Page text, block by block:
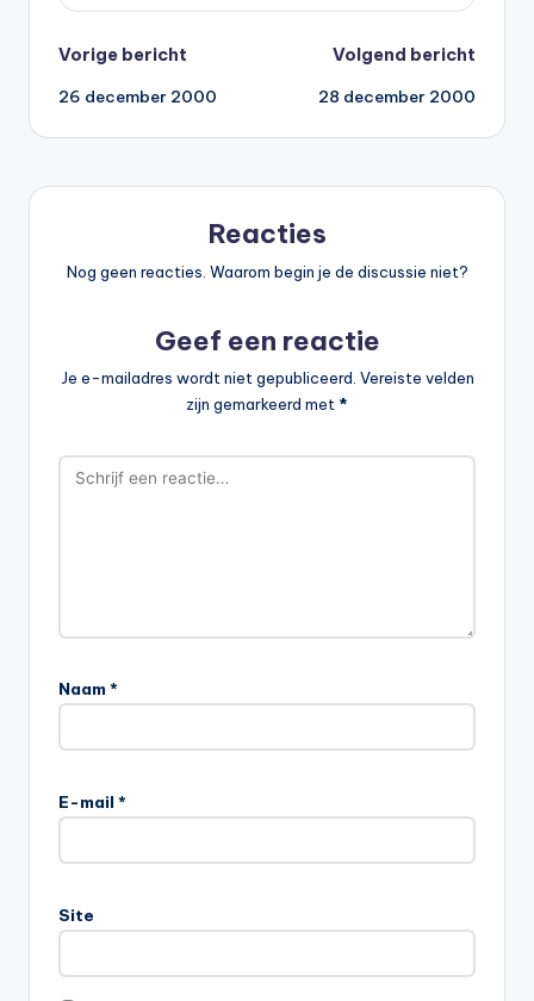
Bericht
navigatie
Vorige bericht
26 december 2000
Volgend bericht
28 december 2000
Reacties
Nog geen reacties. Waarom begin je de discussie niet?
Geef een reactie
Je e-mailadres wordt niet gepubliceerd. Vereiste velden
zijn gemarkeerd met *
Naam *
E-mail *
Site